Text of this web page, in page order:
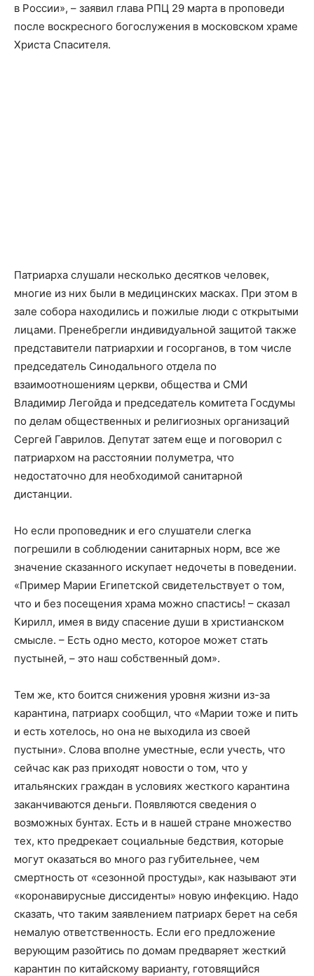
в России», – заявил глава РПЦ 29 марта в проповеди
после воскресного богослужения в московском храме
Христа Спасителя.
Патриарха слушали несколько десятков человек,
многие из них были в медицинских масках. При этом в
зале собора находились и пожилые люди с открытыми
лицами. Пренебрегли индивидуальной защитой также
представители патриархии и госорганов, в том числе
председатель Синодального отдела по
взаимоотношениям церкви, общества и СМИ
Владимир Легойда и председатель комитета Госдумы
по делам общественных и религиозных организаций
Сергей Гаврилов. Депутат затем еще и поговорил с
патриархом на расстоянии полуметра, что
недостаточно для необходимой санитарной
дистанции.
Но если проповедник и его слушатели слегка
погрешили в соблюдении санитарных норм, все же
значение сказанного искупает недочеты в поведении.
«Пример Марии Египетской свидетельствует о том,
что и без посещения храма можно спастись! – сказал
Кирилл, имея в виду спасение души в христианском
смысле. – Есть одно место, которое может стать
пустыней, – это наш собственный дом».
Тем же, кто боится снижения уровня жизни из-за
карантина, патриарх сообщил, что «Марии тоже и пить
и есть хотелось, но она не выходила из своей
пустыни». Слова вполне уместные, если учесть, что
сейчас как раз приходят новости о том, что у
итальянских граждан в условиях жесткого карантина
заканчиваются деньги. Появляются сведения о
возможных бунтах. Есть и в нашей стране множество
тех, кто предрекает социальные бедствия, которые
могут оказаться во много раз губительнее, чем
смертность от «сезонной простуды», как называют эти
«коронавирусные диссиденты» новую инфекцию. Надо
сказать, что таким заявлением патриарх берет на себя
немалую ответственность. Если его предложение
верующим разойтись по домам предваряет жесткий
карантин по китайскому варианту, готовящийся